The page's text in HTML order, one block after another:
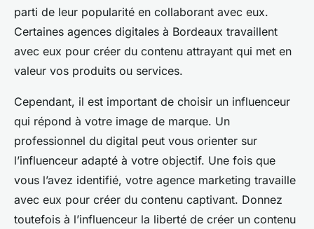
parti de leur popularité en collaborant avec eux.
Certaines agences digitales à Bordeaux travaillent
avec eux pour créer du contenu attrayant qui met en
valeur vos produits ou services.
Cependant, il est important de choisir un influenceur
qui répond à votre image de marque. Un
professionnel du digital peut vous orienter sur
l’influenceur adapté à votre objectif. Une fois que
vous l’avez identifié, votre agence marketing travaille
avec eux pour créer du contenu captivant. Donnez
toutefois à l’influenceur la liberté de créer un contenu